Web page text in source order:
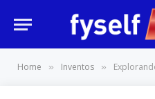
Home » Inventos »